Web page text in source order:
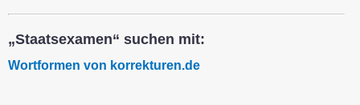
„Staatsexamen“ suchen mit:
Wortformen von korrekturen.de